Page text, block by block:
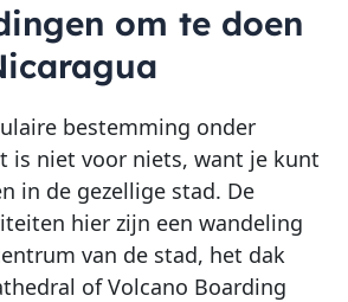
om te doen
bestemming onder
is niet voor niets, want je kunt
in de gezellige stad. De
hier zijn een wandeling
van de stad, het dak
of Volcano Boarding